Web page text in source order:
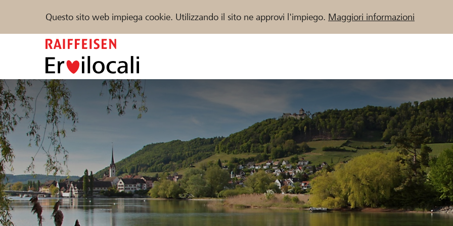
Questo sito web impiega cookie. Utilizzando il sito ne approvi l'impiego. Maggiori informazioni
Sostenere Aiuto & supporto
Trova progetti e organizzazioni
DE FR IT